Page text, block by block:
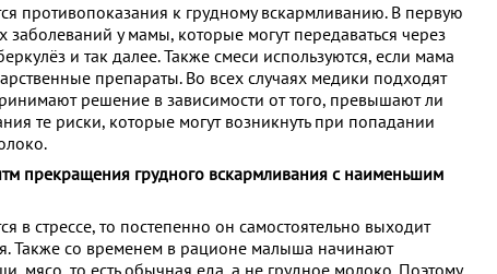
противопоказания к грудному вскармливанию. В первую
заболеваний у мамы, которые могут передаваться через
и так далее. Также смеси используются, если мама
препараты. Во всех случаях медики подходят
решение в зависимости от того, превышают ли
те риски, которые могут возникнуть при попадании
прекращения грудного вскармливания с наименьшим
в стрессе, то постепенно он самостоятельно выходит
Также со временем в рационе малыша начинают
мясо, то есть обычная еда, а не грудное молоко. Поэтому